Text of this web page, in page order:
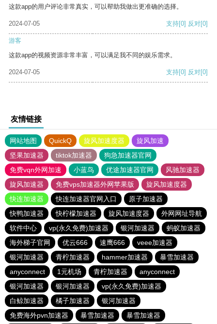
这款app的用户评论非常真实，可以帮助我做出更准确的选择。
2024-07-05 支持[0] 反对[0]
游客
这款app的视频资源非常丰富，可以满足我不同的娱乐需求。
2024-07-05 支持[0] 反对[0]
友情链接
网站地图 QuickQ 旋风加速度器
旋风加速
坚果加速器
tiktok加速器
狗急加速器官网
免费vqn外网加速
小蓝鸟 优途加速器官网
风驰加速器
旋风加速器
免费vps加速器外网苹果版
旋风加速度器
快连加速器
快连加速器官网入口
原子加速器
快鸭加速器
快柠檬加速器 旋风加速度器
外网网址导航
软件中心
vp(永久免费)加速器 银河加速器
蚂蚁加速器
海外梯子官网
优云666 速鹰666
veee加速器
银河加速器
青柠加速器 hammer加速器
暴雪加速器
anyconnect
1元机场 青柠加速器
anyconnect
银河加速器
银河加速器
vp(永久免费)加速器
白鲸加速器
橘子加速器
银河加速器
免费海外pvn加速器
暴雪加速器 暴雪加速器